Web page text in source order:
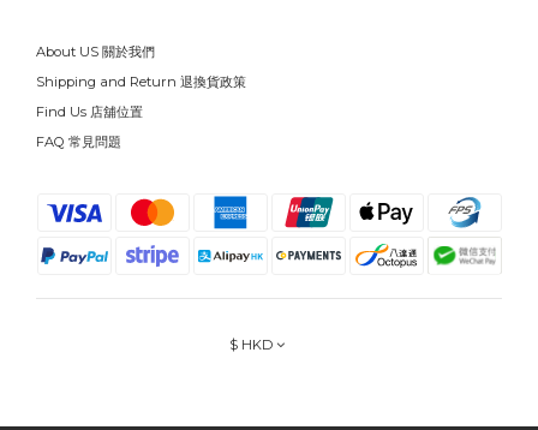
About US 關於我們
Shipping and Return 退換貨政策
Find Us 店舖位置
FAQ 常見問題
$ HKD